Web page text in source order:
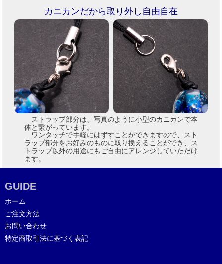
カニカンだから取り外し自由自在
ストラップ部分は、写真のように小型のカニカンで本
体と繋がっています。
ワンタッチで手軽にはずすことができますので、スト
ラップ部分をお好みのものに取り換えることができ、ス
トラップ以外の用途にもご自由にアレンジしていただけ
ます。
GUIDE
ホーム
ご注文方法
お問い合わせ
特定商取引法に基づく表記